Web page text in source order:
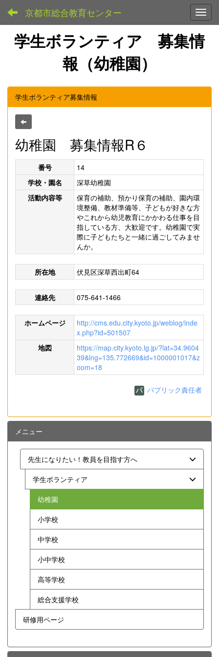
京都市総合教育センター
学生ボランティア 募集情
報（幼稚園）
学生ボランティア募集情報
幼稚園 募集情報R６
番号
14
学校・園名
深草幼稚園
活動内容等
保育の補助、預かり保育の補助、園内環
境整備、教材準備等、子どもが好きな方
やこれから幼児教育にかかわる仕事を目
指している方、大歓迎です。幼稚園で実
際に子どもたちと一緒に過ごしてみませ
んか。
所在地 伏見区深草西出町64
連絡先 075-641-1466
ホームページ
http://cms.edu.city.kyoto.jp/weblog/inde
x.php?id=501507
地図
https://map.city.kyoto.lg.jp/?lat=34.9604
39&lng=135.772669&id=1000001017&z
oom=18
パブリック責任者
メニュー
先生になりたい！教員を目指す方へ
学生ボランティア
幼稚園
小学校
中学校
小中学校
高等学校
総合支援学校
研修用ページ